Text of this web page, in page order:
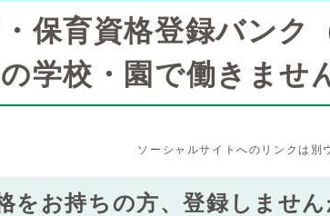
保育資格登録バンク
学校・園で働きませ
ソーシャルサイトへのリンクは別
をお持ちの方、登録しませ